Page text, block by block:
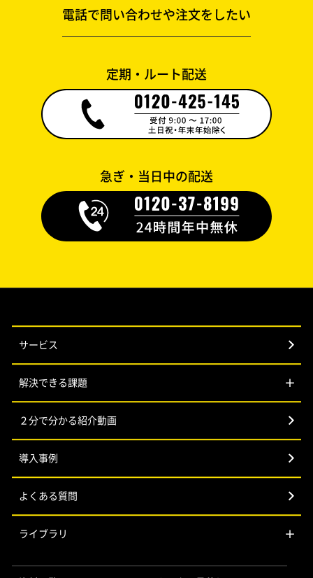
電話で問い合わせや注文をしたい
定期・ルート配送
急ぎ・当日中の配送
サービス
解決できる課題
２分で分かる紹介動画
導入事例
よくある質問
ライブラリ